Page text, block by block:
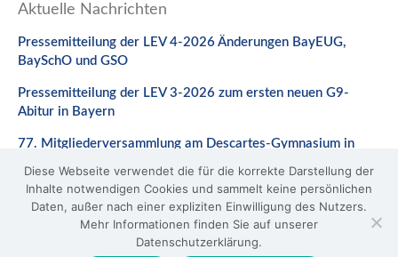
Aktuelle Nachrichten
Pressemitteilung der LEV 4-2026 Änderungen BayEUG,
BaySchO und GSO
Pressemitteilung der LEV 3-2026 zum ersten neuen G9-
Abitur in Bayern
77. Mitgliederversammlung am Descartes-Gymnasium in
Stellungnahme zum Gesetzentwurf zur Änderung des
BaySchO
Diese Webseite verwendet die für die korrekte Darstellung der
Inhalte notwendigen Cookies und sammelt keine persönlichen
Daten, außer nach einer expliziten Einwilligung des Nutzers.
Mehr Informationen finden Sie auf unserer
Datenschutzerklärung.